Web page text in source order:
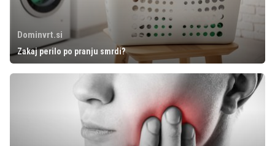
Dominvrt.si
Zakaj perilo po pranju smrdi?